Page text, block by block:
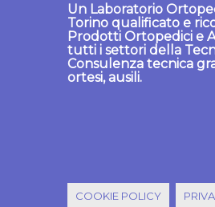
Un Laboratorio
Torinoqualificato e
Prodotti Ortopedicie
tutti i settori della
Consulenza tecnica
ortesi, ausili.
COOKIE POLICY